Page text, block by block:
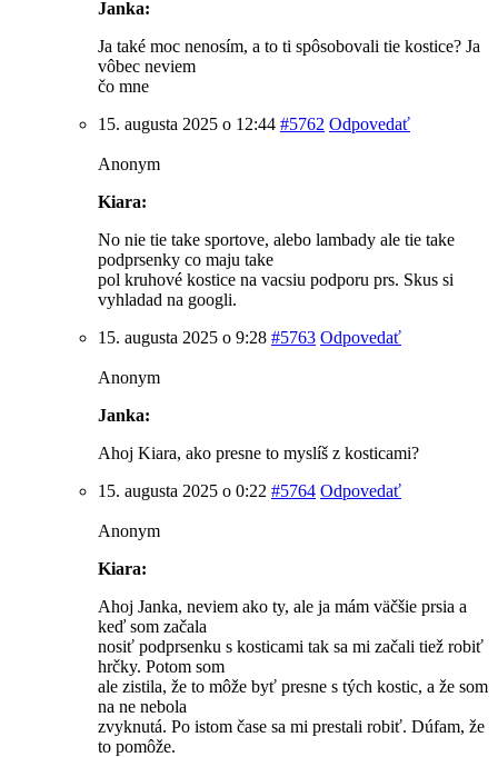
Janka:
Ja také moc nenosím, a to ti spôsobovali tie kostice? Ja
vôbec neviem
čo mne
15. augusta 2025 o 12:44 #5762 Odpovedať
Anonym
Kiara:
No nie tie take sportove, alebo lambady ale tie take
podprsenky co maju take
pol kruhové kostice na vacsiu podporu prs. Skus si
vyhladad na googli.
15. augusta 2025 o 9:28 #5763 Odpovedať
Anonym
Janka:
Ahoj Kiara, ako presne to myslíš z kosticami?
15. augusta 2025 o 0:22 #5764 Odpovedať
Anonym
Kiara:
Ahoj Janka, neviem ako ty, ale ja mám väčšie prsia a
keď som začala
nosiť podprsenku s kosticami tak sa mi začali tiež robiť
hrčky. Potom som
ale zistila, že to môže byť presne s tých kostic, a že som
na ne nebola
zvyknutá. Po istom čase sa mi prestali robiť. Dúfam, že
to pomôže.